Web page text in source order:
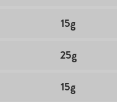
15g
25g
15g